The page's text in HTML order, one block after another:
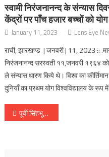
स्वामी निरंजनानन्द के संन्यास
केंद्रों पर पाँच हजार बच्चों को
January 11, 2023 Lens Eye
राची, झारखण्ड | जनवरी | 11, 2023 ::
निरंजनानन्द सरस्वती ११,जनवरी १९६४
ले संन्यास धारण किये थे। विश्व का
दुनियाँ का प्रथम योग विश्वविद्यालय के
Post
पूर्वी सिंहभूम के उपायुक्त अमित कुमार ने भगवान बिरसा मुंडा की प्रतिमा पर किया माल्यार्पण